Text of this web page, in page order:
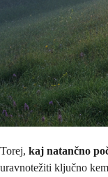
Torej, kaj natančno
uravnotežiti ključno